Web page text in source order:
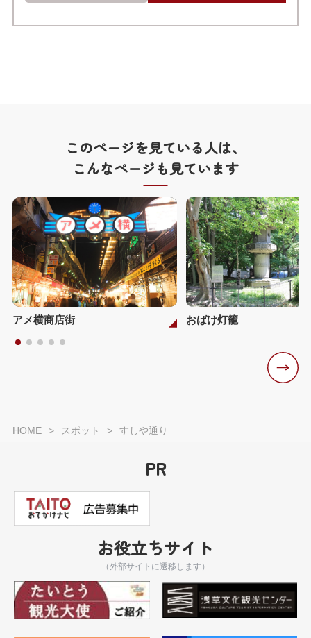
このページを見ている人は、
こんなページも見ています
アメ横商店街 おばけ灯籠
HOME スポット すしや通り
PR
お役立ちサイト
（外部サイトに遷移します）